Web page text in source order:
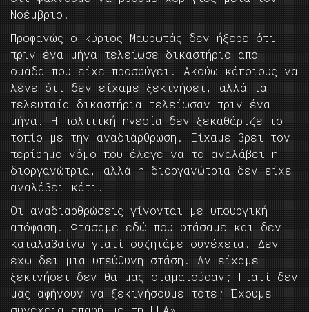
Νοέμβριο.
Προφανώς ο κύριος Μαυρωτάς δεν ήξερε ότι
πριν ένα μήνα τελείωσε δικαστήριο από
ομάδα που είχε προσφύγει. Ακούω κάποιους να
λένε ότι δεν είχαμε ξεκινήσει, αλλά τα
τελευταία δικαστήρια τελείωσαν πριν ένα
μήνα. Η πολιτική ηγεσία δεν ξεκαθάριζε το
τοπίο με την αναδιάρθρωση. Είχαμε βρει τον
περίφημο νόμο που έλεγε να το αναλάβει η
διοργανώτρια, αλλά η διοργανώτρια δεν είχε
αναλάβει κάτι.
Οι αναδιαρθρώσεις γίνονται με υπουργική
απόφαση. Φτάσαμε εδώ που φτάσαμε και δεν
καταλαβαίνω γιατί συζητάμε συνέχεια. Δεν
έχω δει μια υπεύθυνη στάση. Αν είχαμε
ξεκινήσει δεν θα μας σταματούσαν; Γιατί δεν
μας αφήνουν να ξεκινήσουμε τότε; Έχουμε